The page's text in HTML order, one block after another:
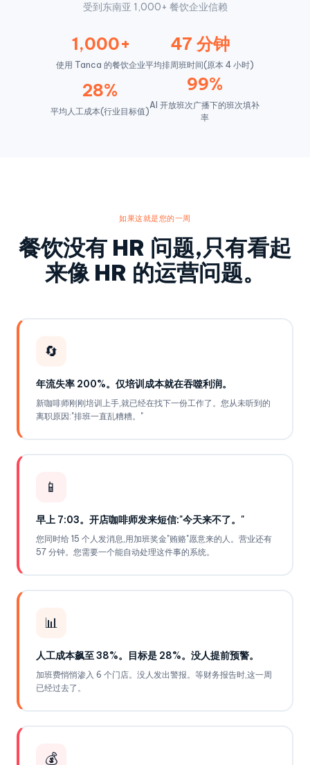
受到东南亚 1,000+ 餐饮企业信赖
1,000+
使用 Tanca 的餐饮企业
47 分钟
平均排周班时间(原本 4 小时)
28%
平均人工成本(行业目标值)
99%
AI 开放班次广播下的班次填补
率
如果这就是您的一周
餐饮没有 HR 问题,只有看起
来像 HR 的运营问题。
🔄
年流失率 200%。仅培训成本就在吞噬利润。
新咖啡师刚刚培训上手,就已经在找下一份工作了。您从未听到的
离职原因:"排班一直乱糟糟。"
📱
早上 7:03。开店咖啡师发来短信:"今天来不了。"
您同时给 15 个人发消息,用加班奖金"贿赂"愿意来的人。营业还有
57 分钟。您需要一个能自动处理这件事的系统。
📊
人工成本飙至 38%。目标是 28%。没人提前预警。
加班费悄悄渗入 6 个门店。没人发出警报。等财务报告时,这一周
已经过去了。
💰